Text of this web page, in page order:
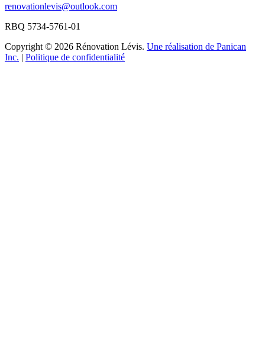
renovationlevis@outlook.com
RBQ 5734-5761-01
Copyright © 2026 Rénovation Lévis. Une réalisation de Panican
Inc. | Politique de confidentialité